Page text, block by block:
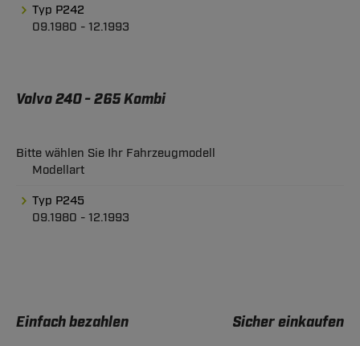
Typ P242
09.1980 - 12.1993
Volvo 240 - 265 Kombi
Bitte wählen Sie Ihr Fahrzeugmodell
Modellart
Typ P245
09.1980 - 12.1993
Einfach bezahlen Sicher einkaufen